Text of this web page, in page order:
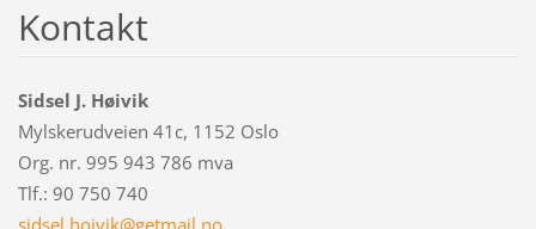
Kontakt
Sidsel J. Høivik
Mylskerudveien 41c, 1152 Oslo
Org. nr. 995 943 786 mva
Tlf.: 90 750 740
sidsel.hoivik@getmail.no